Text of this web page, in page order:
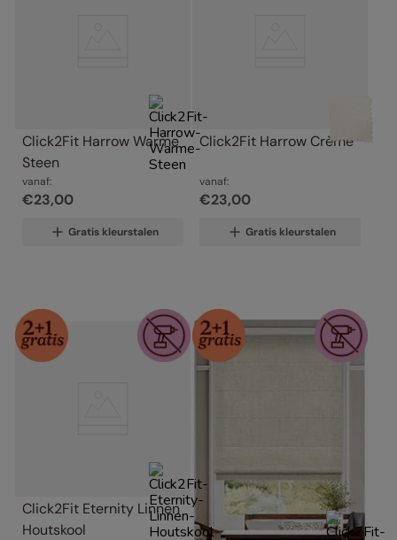
Click2Fit Harrow Warme
Steen
vanaf:
€23,00
Gratis kleurstalen
Click2Fit Harrow Crème
vanaf:
€23,00
Gratis kleurstalen
Click2Fit Eternity Linnen
Houtskool